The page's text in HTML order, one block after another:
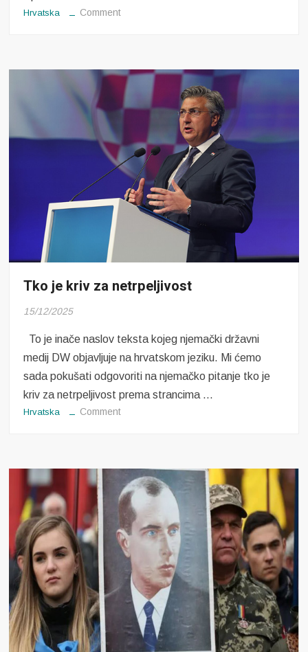
Hrvatska Commenton
Tko je kriv za netrpeljivost
15/12/2025
To je inače naslov teksta kojeg njemački državni
medij DW objavljuje na hrvatskom jeziku. Mi ćemo
sada pokušati odgovoriti na njemačko pitanje tko je
kriv za netrpeljivost prema strancima …
Hrvatska Commenton
za
netrpeljivost